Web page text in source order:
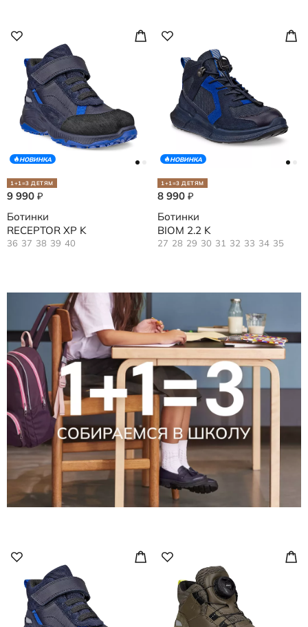
НОВИНКА
1+1=3 ДЕТЯМ
9 990 ₽
Ботинки
RECEPTOR XP K
36 37 38 39 40
НОВИНКА
1+1=3 ДЕТЯМ
8 990 ₽
Ботинки
BIOM 2.2 K
27 28 29 30 31 32 33 34 35